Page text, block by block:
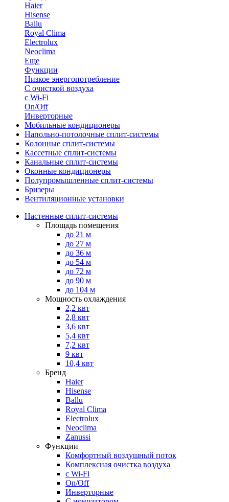
Haier
Hisense
Ballu
Royal Clima
Electrolux
Neoclima
Еще
Функции
Низкое энергопотребление
С очисткой воздуха
с Wi-Fi
On/Off
Инверторные
Мобильные кондиционеры
Напольно-потолоч​ные ​сплит-системы
Колонные ​​сплит-системы
Кассетные сплит-системы
Канальные сплит-системы
Оконные кондиционеры
Полупромышленные сплит-системы
Бризеры
Вентиляционные установки
Настенные сплит-системы
Площадь помещения
до 21 м
до 27 м
до 36 м
до 54 м
до 72 м
до 90 м
до 104 м
Мощность охлаждения
2,2 квт
2,8 квт
3,6 квт
5,4 квт
7,2 квт
9 квт
10,4 квт
Бренд
Haier
Hisense
Ballu
Royal Clima
Electrolux
Neoclima
Zanussi
Функции
Комфортный воздушный поток
Комплексная очистка воздуха
с Wi-Fi
On/Off
Инверторные